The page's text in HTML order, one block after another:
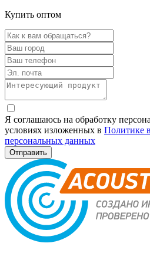
Купить оптом
Я соглашаюсь на обработку
условиях изложенных в Политике
персональных данных